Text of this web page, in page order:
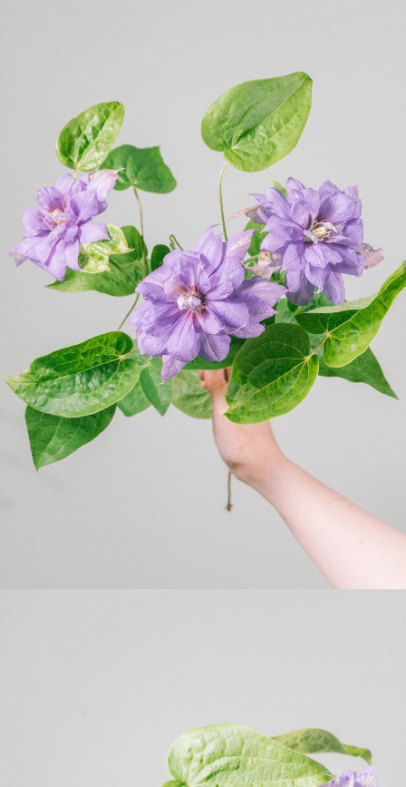
よくある質問
Q. 毎月自動でお花が届くサービスですか？
いいえ、毎月自動でお届けするサービスではありません。好
きな時に好きな花をご注文いただけます。
Q. 配送できないエリアはありますか？
ただいま沖縄・離島エリアへの配送には対応しておりませ
ん。ご了承ください。
Q. 配送日時は指定できますか？
お花をベストなタイミングで発送しているため、お届け日の
指定はできません。受け取り時間帯は、発送後にクロネコヤ
マトのアプリから変更可能です。
Q. 注文後にキャンセルできますか？
ご注文後一定時間内であればキャンセル可能です。